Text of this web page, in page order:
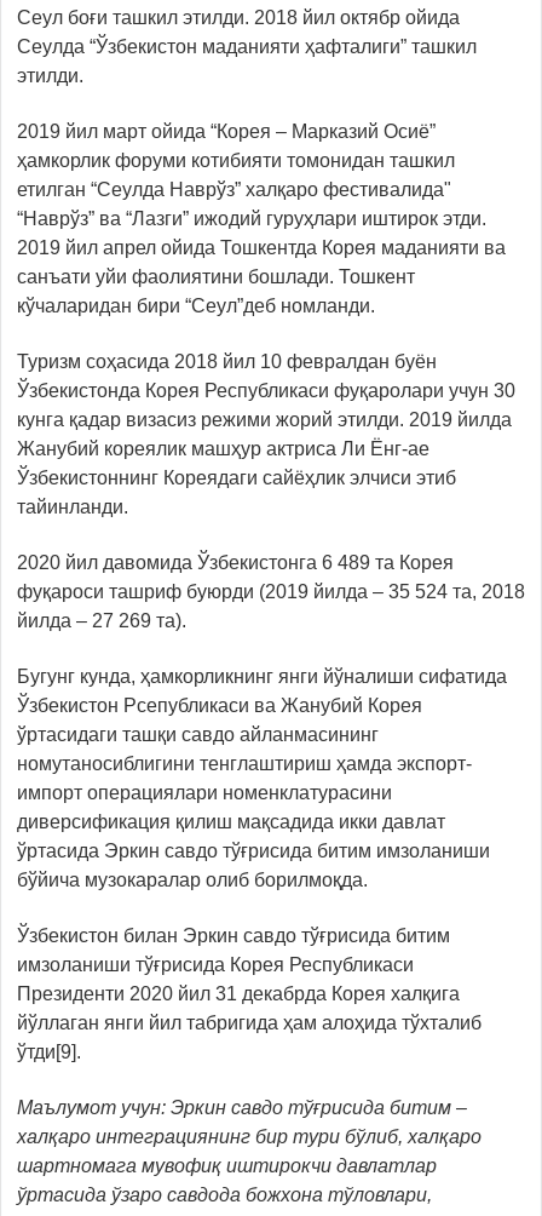
Сеул боғи ташкил этилди. 2018 йил октябр ойида
Сеулда “Ўзбекистон маданияти ҳафталиги” ташкил
этилди.
2019 йил март ойида “Корея – Марказий Осиё”
ҳамкорлик форуми котибияти томонидан ташкил
етилган “Сеулда Наврўз” халқаро фестивалида"
“Наврўз” ва “Лазги” ижодий гуруҳлари иштирок этди.
2019 йил апрел ойида Тошкентда Корея маданияти ва
санъати уйи фаолиятини бошлади. Тошкент
кўчаларидан бири “Сеул”деб номланди.
Туризм соҳасида 2018 йил 10 февралдан буён
Ўзбекистонда Корея Республикаси фуқаролари учун 30
кунга қадар визасиз режими жорий этилди. 2019 йилда
Жанубий кореялик машҳур актриса Ли Ёнг-ае
Ўзбекистоннинг Кореядаги сайёҳлик элчиси этиб
тайинланди.
2020 йил давомида Ўзбекистонга 6 489 та Корея
фуқароси ташриф буюрди (2019 йилда – 35 524 та, 2018
йилда – 27 269 та).
Бугунг кунда, ҳамкорликнинг янги йўналиши сифатида
Ўзбекистон Рсепубликаси ва Жанубий Корея
ўртасидаги ташқи савдо айланмасининг
номутаносиблигини тенглаштириш ҳамда экспорт-
импорт операциялари номенклатурасини
диверсификация қилиш мақсадида икки давлат
ўртасида Эркин савдо тўғрисида битим имзоланиши
бўйича музокаралар олиб борилмоқда.
Ўзбекистон билан Эркин савдо тўғрисида битим
имзоланиши тўғрисида Корея Республикаси
Президенти 2020 йил 31 декабрда Корея халқига
йўллаган янги йил табригида ҳам алоҳида тўхталиб
ўтди[9].
Маълумот учун: Эркин савдо тўғрисида битим –
халқаро интеграциянинг бир тури бўлиб, халқаро
шартномага мувофиқ иштирокчи давлатлар
ўртасида ўзаро савдода божхона тўловлари,